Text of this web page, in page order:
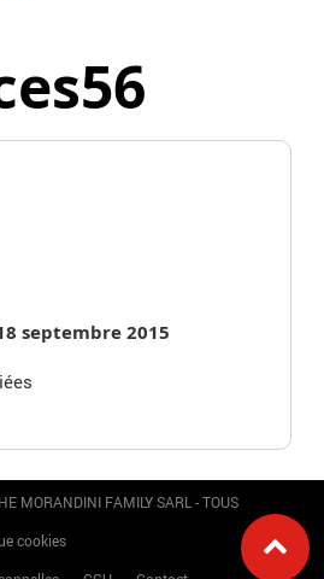
septembre 2015
MORANDINI FAMILY SARL - TOUS
cookies